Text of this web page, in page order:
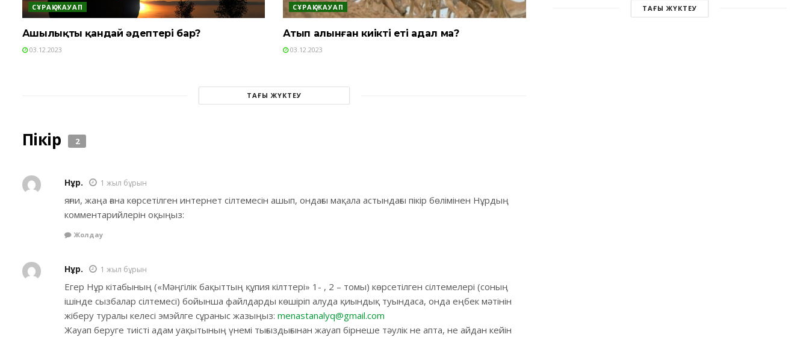
СҰРАҚ-ЖАУАП
Аңшылықтың қандай әдептері бар?
03.12.2023
СҰРАҚ-ЖАУАП
Атып алынған киіктің еті адал ма?
03.12.2023
ТАҒЫ ЖҮКТЕУ
Пікір 2
Нұр. 1 жыл бұрын
яғни, жаңа ғана көрсетілген интернет сілтемесін ашып, ондағы мақала астындағы пікір бөлімінен Нұрдың
комментарийлерін оқыңыз:
Жолдау
Нұр. 1 жыл бұрын
Егер Нұр кітабының («Мәңгілік бақыттың құпия кілттері» 1- , 2 – томы) көрсетілген сілтемелері (соның
ішінде сызбалар сілтемесі) бойынша файлдарды көшіріп алуда қиындық туындаса, онда еңбек мәтінін
жіберу туралы келесі эмэйлге сұраныс жазыңыз: menastanalyq@gmail.com
Жауап беруге тиісті адам уақытының үнемі тығыздығынан жауап бірнеше тәулік не апта, не айдан кейін
ТАҒЫ ЖҮКТЕУ